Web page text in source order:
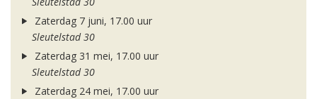
Zaterdag 7 juni, 17.00 uur
Sleutelstad 30
Zaterdag 31 mei, 17.00 uur
Sleutelstad 30
Zaterdag 24 mei, 17.00 uur